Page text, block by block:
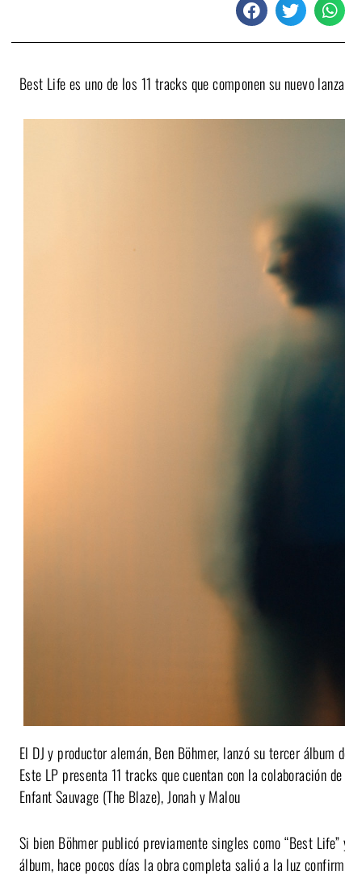
Best Life es uno de los 11 tracks que componen su nuevo
El DJ y productor alemán, Ben Böhmer, lanzó su tercer
Este LP presenta 11 tracks que cuentan con la colaboración
Enfant Sauvage (The Blaze), Jonah y Malou
Si bien Böhmer publicó previamente singles como “Best Life”
álbum, hace pocos días la obra completa salió a la luz